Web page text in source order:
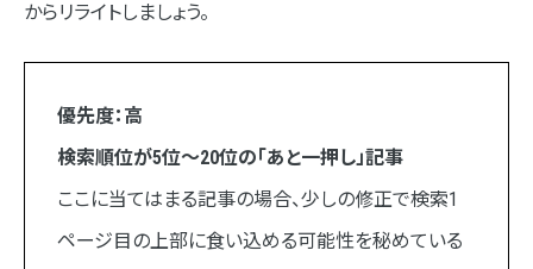
からリライトしましょう。
優先度：高
検索順位が5位〜20位の「あと一押し」記事
ここに当てはまる記事の場合、少しの修正で検索1
ページ目の上部に食い込める可能性を秘めている